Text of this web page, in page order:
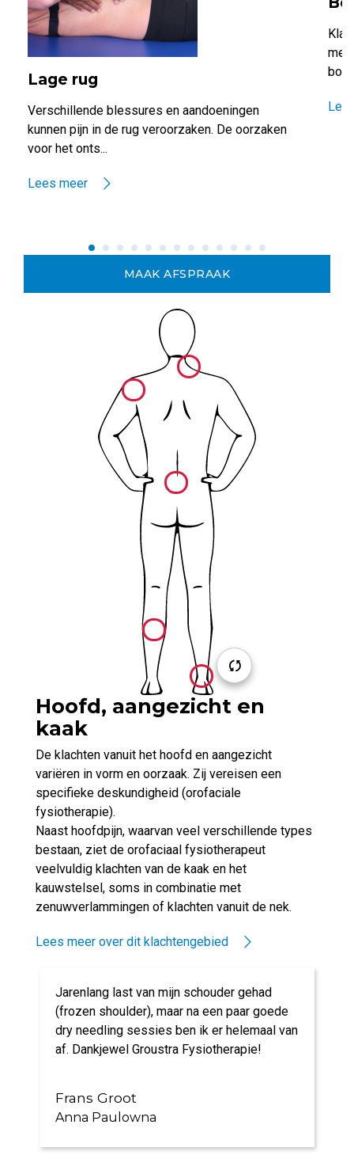
Lage rug
Verschillende blessures en aandoeningen
kunnen pijn in de rug veroorzaken. De oorzaken
voor het onts...
Lees meer
MAAK AFSPRAAK
Hoofd, aangezicht en
kaak
De klachten vanuit het hoofd en aangezicht
variëren in vorm en oorzaak. Zij vereisen een
specifieke deskundigheid (orofaciale
fysiotherapie).
Naast hoofdpijn, waarvan veel verschillende types
bestaan, ziet de orofaciaal fysiotherapeut
veelvuldig klachten van de kaak en het
kauwstelsel, soms in combinatie met
zenuwverlammingen of klachten vanuit de nek.
Lees meer over dit klachtengebied
Jarenlang last van mijn schouder gehad
(frozen shoulder), maar na een paar goede
dry needling sessies ben ik er helemaal van
af. Dankjewel Groustra Fysiotherapie!
Frans Groot
Anna Paulowna